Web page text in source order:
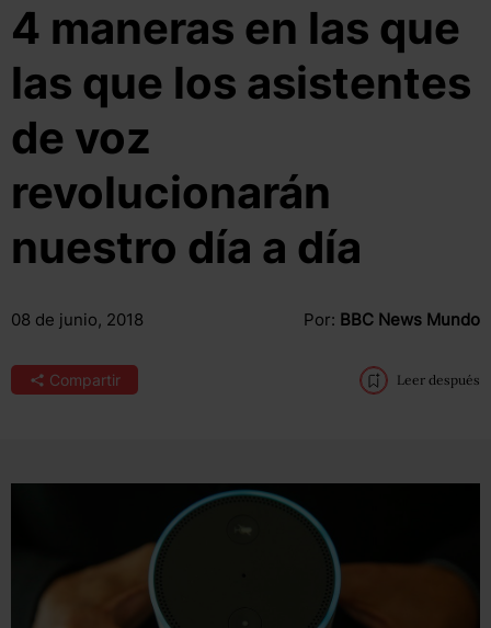
4 maneras en las que
las que los asistentes
de voz
revolucionarán
nuestro día a día
08 de junio, 2018 Por: BBC News Mundo
Compartir Leer después